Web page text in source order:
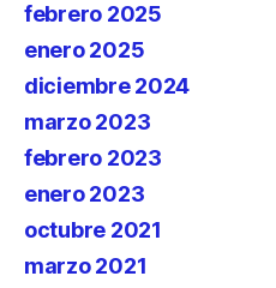
febrero 2025
enero 2025
diciembre 2024
marzo 2023
febrero 2023
enero 2023
octubre 2021
marzo 2021